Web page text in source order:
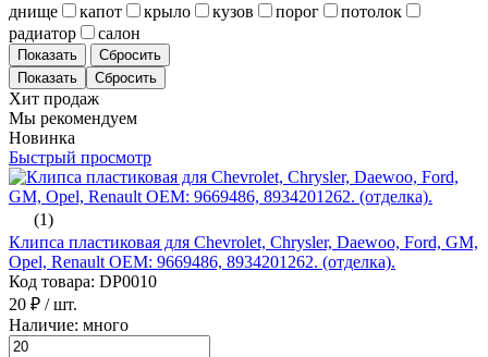
днище
капот крыло кузов порог
потолок
радиатор
салон
Показать Сбросить
Хит продаж
Мы рекомендуем
Новинка
Быстрый просмотр
(1)
Клипса пластиковая для Chevrolet, Chrysler, Daewoo, Ford, GM,
Opel, Renault ОЕМ: 9669486, 8934201262. (отделка).
Код товара: DP0010
20 ₽ / шт.
Наличие: много